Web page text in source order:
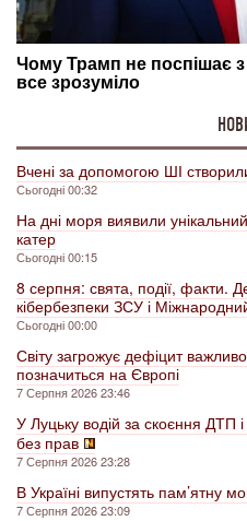
Вчені за допомогою ШІ
Сьогодні 00:32
На дні моря виявили
катер
Сьогодні 00:15
8 серпня: свята, події, факти.
кібербезпеки ЗСУ і
Сьогодні 00:00
Світу загрожує дефіцит
позначиться на Європі
7 Серпня 2026 23:46
У Луцьку водій за скоєння ДТП
без прав
7 Серпня 2026 23:28
В Україні випустять пам’ятну
7 Серпня 2026 23:09